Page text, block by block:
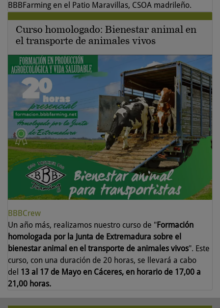
BBBFarming en el Patio Maravillas, CSOA madrileño.
Curso homologado: Bienestar animal en
el transporte de animales vivos
BBBCrew
Un año más, realizamos nuestro curso de "Formación
homologada por la Junta de Extremadura sobre el
bienestar animal en el transporte de animales vivos". Este
curso, con una duración de 20 horas, se llevará a cabo
del 13 al 17 de Mayo en Cáceres, en horario de 17,00 a
21,00 horas.